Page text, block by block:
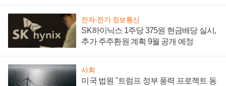
전자·전기·정보통신
SK하이닉스 1주당 375원 현금배당 실시,
추가 주주환원 계획 9월 공개 예정
사회
미국 법원 "트럼프 정부 풍력 프로젝트 동